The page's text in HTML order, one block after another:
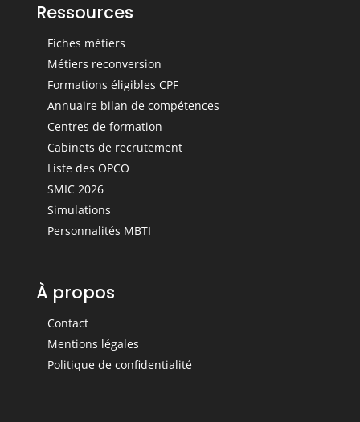
Ressources
Fiches métiers
Métiers reconversion
Formations éligibles CPF
Annuaire bilan de compétences
Centres de formation
Cabinets de recrutement
Liste des OPCO
SMIC 2026
Simulations
Personnalités MBTI
À propos
Contact
Mentions légales
Politique de confidentialité